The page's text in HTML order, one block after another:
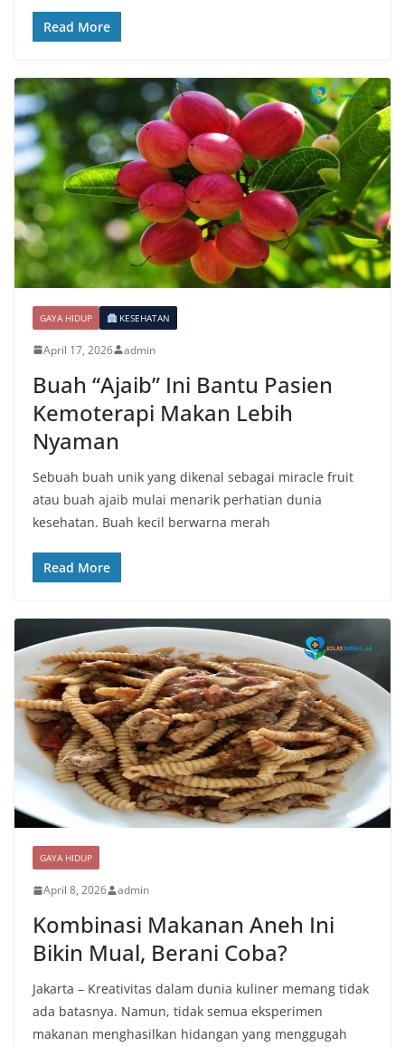
Read More
GAYA HIDUP KESEHATAN
April 17, 2026 admin
Buah “Ajaib” Ini Bantu Pasien
Kemoterapi Makan Lebih
Nyaman
Sebuah buah unik yang dikenal sebagai miracle fruit
atau buah ajaib mulai menarik perhatian dunia
kesehatan. Buah kecil berwarna merah
Read More
GAYA HIDUP
April 8, 2026 admin
Kombinasi Makanan Aneh Ini
Bikin Mual, Berani Coba?
Jakarta – Kreativitas dalam dunia kuliner memang tidak
ada batasnya. Namun, tidak semua eksperimen
makanan menghasilkan hidangan yang menggugah